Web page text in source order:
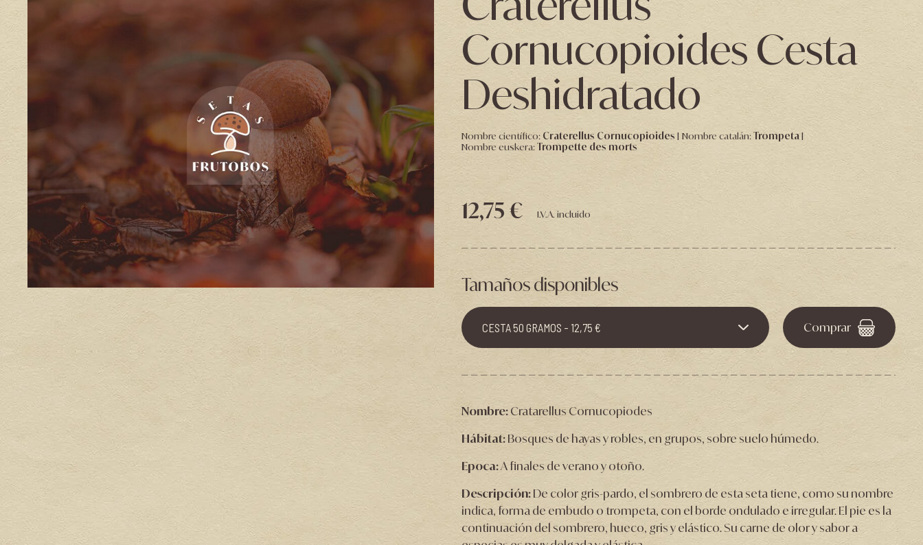
Cornucopioides Cesta
Deshidratado
Nombre científico: Craterellus Cornucopioides Nombre catalán:Trompeta
Nombre euskera:Trompette des morts
12,75 € I.V.A. incluido
Tamaños disponibles
CESTA 50 GRAMOS - 12,75 € Comprar
Nombre: Cratarellus Cornucopiodes
Hábitat: Bosques de hayas y robles, en grupos, sobre suelo húmedo.
Epoca:A finales de verano y otoño.
Descripción: De color gris-pardo, el sombrero de esta seta tiene, como su nombre
indica, forma de embudo o trompeta, con el borde ondulado e irregular. El pie es la
continuación del sombrero, hueco, gris y elástico. Su carne de olor y sabor a